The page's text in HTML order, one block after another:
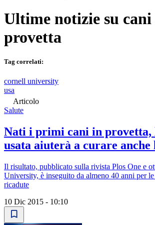
Ultime notizie su
provetta
Tag correlati:
cornell university
usa
Articolo
Salute
Nati i primi cani in provetta,
usata aiuterà a curare anche
Il risultato, pubblicato sulla rivista Plos One e
University, è inseguito da almeno 40 anni per
ricadute
10 Dic 2015 - 10:10